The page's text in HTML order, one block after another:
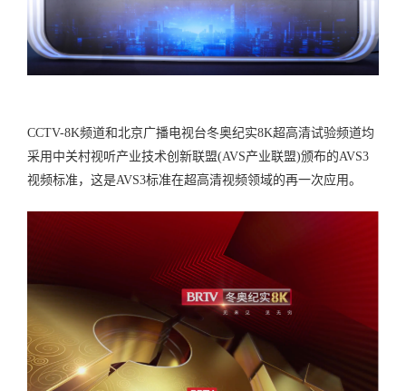
CCTV-8K频道和北京广播电视台冬奥纪实8K超高清试验频道均
采用中关村视听产业技术创新联盟(AVS产业联盟)颁布的AVS3
视频标准，这是AVS3标准在超高清视频领域的再一次应用。